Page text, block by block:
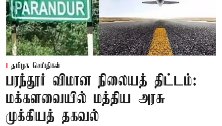
தமிழக செய்திகள்
பரந்தூர் விமான நிலையத் திட்டம்:
மக்களவையில் மத்திய அரசு
முக்கியத் தகவல்